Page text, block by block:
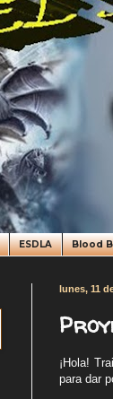
ESDLA Blood
lunes, 11
¡Hola!
para dar